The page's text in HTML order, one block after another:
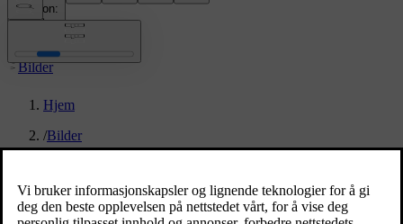
location:
NO
Bilder
Hjem
/Bilder